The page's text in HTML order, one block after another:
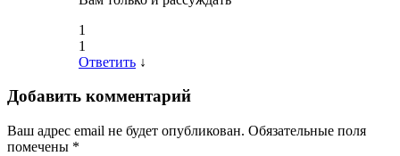
1
1
Ответить ↓
Добавить комментарий
Ваш адрес email не будет опубликован. Обязательные поля
помечены *